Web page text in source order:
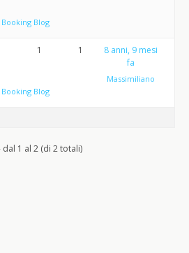
Blog
Blog
1 1
8 anni, 9 mesi
fa
Massimiliano
1 al 2 (di 2 totali)